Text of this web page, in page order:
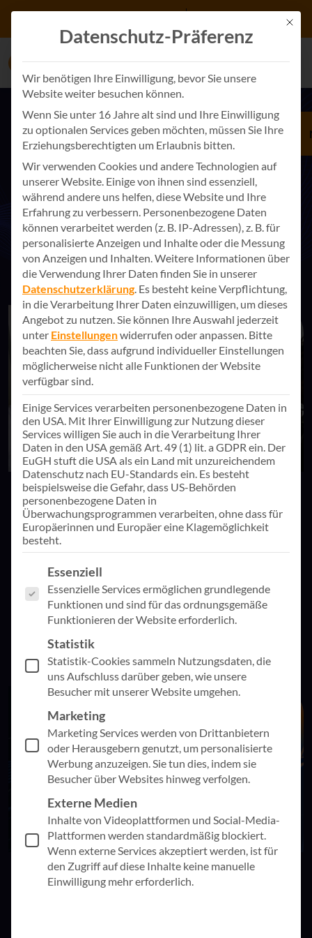
NEUIGKEITEN RUND UM APPSPHERE
Unsere aktuellen Infos für Sie
Aktionen Digitale Prozesse Eventrückblicke
Künstliche Intelligenz News Referenznews
Security
Künstliche Intelligenz
20. Juli 2026
KI-Adaption – Vom Tool zur Gewohnheit
Künstliche Intelligenz ist in vielen Unternehmen
Erwartungen zurück. Entscheidend ist der Schritt von
der Einführung zur echten Adoption. Gemeinsam mit
unserem Partner soluzione zeigen wir, wie aus Wissen
Zum Beitrag
Künstliche Intelligenz
15. Juli 2026
Mit
Datenschutz-Präferenz
Wir benötigen Ihre Einwilligung, bevor Sie unsere
Website weiter besuchen können.
Wenn Sie unter 16 Jahre alt sind und Ihre Einwilligung
zu optionalen Services geben möchten, müssen Sie Ihre
Erziehungsberechtigten um Erlaubnis bitten.
Wir verwenden Cookies und andere Technologien auf
unserer Website. Einige von ihnen sind essenziell,
während andere uns helfen, diese Website und Ihre
Erfahrung zu verbessern. Personenbezogene Daten
können verarbeitet werden (z. B. IP-Adressen), z. B. für
personalisierte Anzeigen und Inhalte oder die Messung
von Anzeigen und Inhalten.Weitere Informationen über
die Verwendung Ihrer Daten finden Sie in unserer
Datenschutzerklärung. Es besteht keine Verpflichtung,
in die Verarbeitung Ihrer Daten einzuwilligen, um dieses
Angebot zu nutzen.Sie können Ihre Auswahl jederzeit
unter Einstellungenwiderrufen oder anpassen. Bitte
beachten Sie, dass aufgrund individueller Einstellungen
möglicherweise nicht alle Funktionen der Website
verfügbar sind.
Einige Services verarbeiten personenbezogene Daten in
den USA. Mit Ihrer Einwilligung zur Nutzung dieser
Services willigen Sie auch in die Verarbeitung Ihrer
Daten in den USA gemäß Art. 49 (1) lit. a GDPR ein. Der
EuGH stuft die USA als ein Land mit unzureichendem
Datenschutz nach EU-Standards ein. Es besteht
beispielsweise die Gefahr, dass US-Behörden
personenbezogene Daten in
Überwachungsprogrammen verarbeiten, ohne dass für
Europäerinnen und Europäer eine Klagemöglichkeit
besteht.
Es folgt eine Liste der Service-Gruppen, für die eine
Essenziell
Essenzielle Services ermöglichen grundlegende
Funktionen und sind für das ordnungsgemäße
Funktionieren der Website erforderlich.
Statistik
Statistik-Cookies sammeln Nutzungsdaten, die
uns Aufschluss darüber geben, wie unsere
Besucher mit unserer Website umgehen.
Marketing
Marketing Services werden von Drittanbietern
oder Herausgebern genutzt, um personalisierte
Werbung anzuzeigen. Sie tun dies, indem sie
Besucher über Websites hinweg verfolgen.
Externe Medien
Inhalte von Videoplattformen und Social-Media-
Plattformen werden standardmäßig blockiert.
Wenn externe Services akzeptiert werden, ist für
den Zugriff auf diese Inhalte keine manuelle
Einwilligung mehr erforderlich.